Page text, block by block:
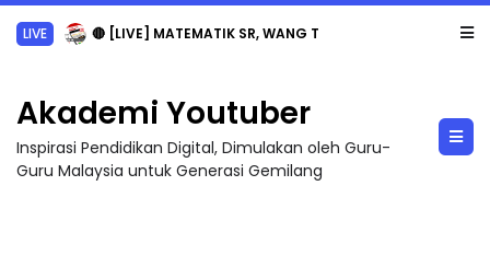
LIVE 🔴 [LIVE] MATEMATIK SR, WANG TAHUN 6 OLEH CIKGU ANITA #ALLINONE #141 #...
Akademi Youtuber
Inspirasi Pendidikan Digital, Dimulakan oleh Guru-
Guru Malaysia untuk Generasi Gemilang